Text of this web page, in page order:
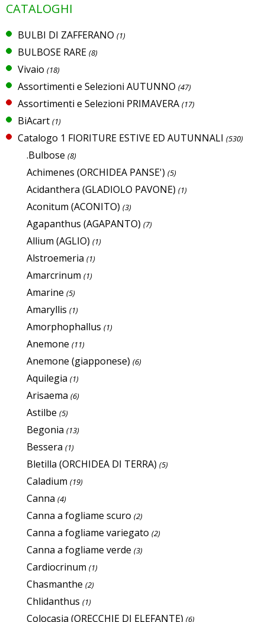
CATALOGHI
BULBI DI ZAFFERANO (1)
BULBOSE RARE (8)
Vivaio (18)
Assortimenti e Selezioni AUTUNNO (47)
Assortimenti e Selezioni PRIMAVERA (17)
BiAcart (1)
Catalogo 1 FIORITURE ESTIVE ED AUTUNNALI (530)
.Bulbose (8)
Achimenes (ORCHIDEA PANSE') (5)
Acidanthera (GLADIOLO PAVONE) (1)
Aconitum (ACONITO) (3)
Agapanthus (AGAPANTO) (7)
Allium (AGLIO) (1)
Alstroemeria (1)
Amarcrinum (1)
Amarine (5)
Amaryllis (1)
Amorphophallus (1)
Anemone (11)
Anemone (giapponese) (6)
Aquilegia (1)
Arisaema (6)
Astilbe (5)
Begonia (13)
Bessera (1)
Bletilla (ORCHIDEA DI TERRA) (5)
Caladium (19)
Canna (4)
Canna a fogliame scuro (2)
Canna a fogliame variegato (2)
Canna a fogliame verde (3)
Cardiocrinum (1)
Chasmanthe (2)
Chlidanthus (1)
Colocasia (ORECCHIE DI ELEFANTE) (6)